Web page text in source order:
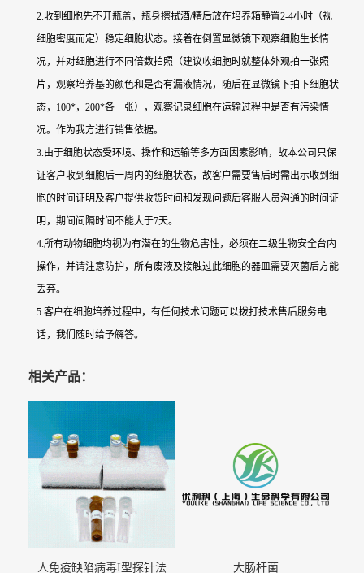
2.收到细胞先不开瓶盖，瓶身擦拭酒/精后放在培养箱静置2-4小时（视
细胞密度而定）稳定细胞状态。接着在倒置显微镜下观察细胞生长情
况，并对细胞进行不同倍数拍照（建议收细胞时就整体外观拍一张照
片，观察培养基的颜色和是否有漏液情况，随后在显微镜下拍下细胞状
态，100*，200*各一张），观察记录细胞在运输过程中是否有污染情
况。作为我方进行销售依据。
3.由于细胞状态受环境、操作和运输等多方面因素影响，故本公司只保
证客户收到细胞后一周内的细胞状态，故客户需要售后时需出示收到细
胞的时间证明及客户提供收货时间和发现问题后客服人员沟通的时间证
明，期间间隔时间不能大于7天。
4.所有动物细胞均视为有潜在的生物危害性，必须在二级生物安全台内
操作，并请注意防护，所有废液及接触过此细胞的器皿需要灭菌后方能
丢弃。
5.客户在细胞培养过程中，有任何技术问题可以拨打技术售后服务电
话，我们随时给予解答。
相关产品：
人免疫缺陷病毒I型探针法 大肠杆菌